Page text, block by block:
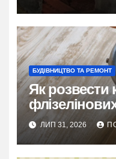
БУДІВНИЦТВО ТА РЕМОНТ
Як розвести
грудок і
ЛИП 31, 2026